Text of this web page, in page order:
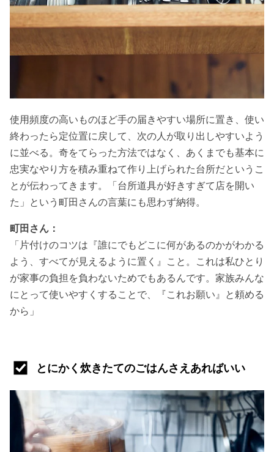
使用頻度の高いものほど手の届きやすい場所に置き、使い
終わったら定位置に戻して、次の人が取り出しやすいよう
に並べる。奇をてらった方法ではなく、あくまでも基本に
忠実なやり方を積み重ねて作り上げられた台所だというこ
とが伝わってきます。「台所道具が好きすぎて店を開い
た」という町田さんの言葉にも思わず納得。
町田さん：
「片付けのコツは『誰にでもどこに何があるのかがわかる
よう、すべてが見えるように置く』こと。これは私ひとり
が家事の負担を負わないためでもあるんです。家族みんな
にとって使いやすくすることで、『これお願い』と頼める
から」
とにかく炊きたてのごはんさえあればいい